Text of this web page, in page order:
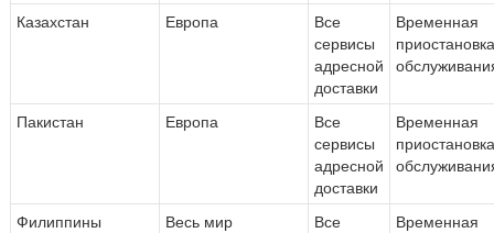
Казахстан Европа
Все
сервисы
адресной
доставки
Временная
Пакистан Европа
Все
сервисы
адресной
доставки
Временная
Филиппины Весь мир
Все
Временная